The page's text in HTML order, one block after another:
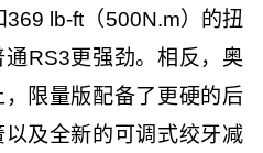
lb-ft（500N.m）的扭
RS3更强劲。相反，奥
限量版配备了更硬的后
及全新的可调式绞牙减